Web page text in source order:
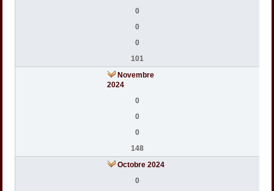
0
0
0
101
Novembre
2024
0
0
0
148
Octobre 2024
0